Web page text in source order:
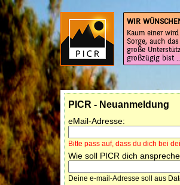
WIR
Kaum einer
Sorge, auch
große
großzügig bist
PICR - Neuanmeldung
eMail-Adresse:
Bitte pass auf, dass du dich bei
Wie soll PICR dich
Deine e-mail-Adresse soll aus